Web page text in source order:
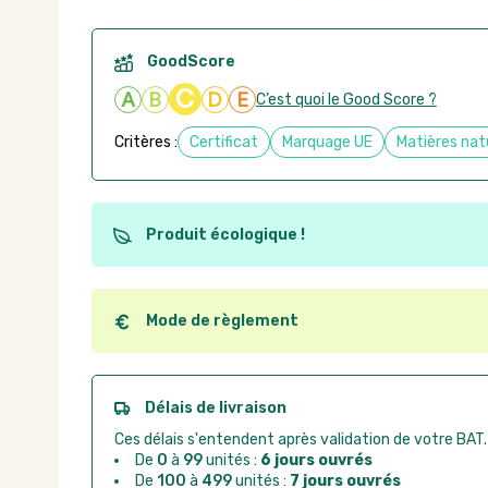
GoodScore
A B C D E C’est quoi le Good Score ?
Critères : Certificat Marquage UE Matières
Produit écologique !
Ce produit est éco-conçu, il a été fabriqué à partir
recyclables. Ces produits peuvent plus facilement
utilisation. L'origine de fabrication du produit n'entre
conception.
Mode de règlement
Quel que soit le mode de règlement, vous pouvez
Good Act.
Paiement CB :paiement sécurisé par carte
Virement bancaire :
règlement sur facture
Chorus Pro :règlement par mandat administratif
Délais de livraison
Ces délais s'entendent après validation de votre BAT.
De 0 à 99unités : 6 jours ouvrés
De 100 à 499unités : 7 jours ouvrés